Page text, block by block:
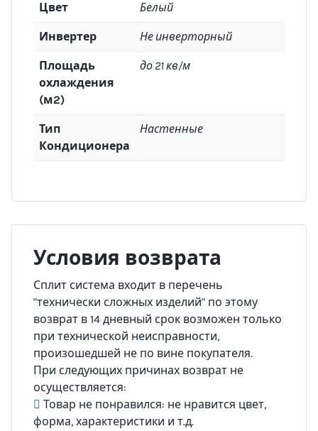
Цвет Белый
Инвертер Не инверторный
Площадь
охлаждения
(м2)
до 21 кв/м
Тип
Кондиционера
Настенные
Условия возврата
Сплит система входит в перечень
"технически сложных изделий" по этому
возврат в 14 дневный срок возможен только
при технической неисправности,
произошедшей не по вине покупателя.
При следующих причинах возврат не
осуществляется:
Товар не понравился: не нравится цвет,
форма, характеристики и т.д.